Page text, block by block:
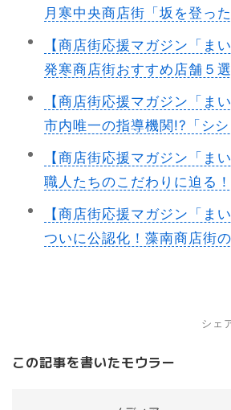
月寒中央商店街「坂を登っ
【商店街応援マガジン「ま
発寒商店街おすすめ店舗５選
【商店街応援マガジン「ま
市内唯一の指導機関!?「シシ
【商店街応援マガジン「ま
職人たちのこだわりに迫る！
【商店街応援マガジン「ま
ついに公認化！藻南商店街の
シェ
この記事を書いたモウラー